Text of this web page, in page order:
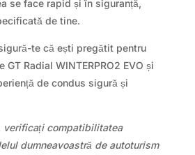
se face rapid și în siguranță,
de tine.
te că ești pregătit pentru
GT Radial WINTERPRO2 EVO și
de condus sigură și
verificați compatibilitatea
dumneavoastră de autoturism